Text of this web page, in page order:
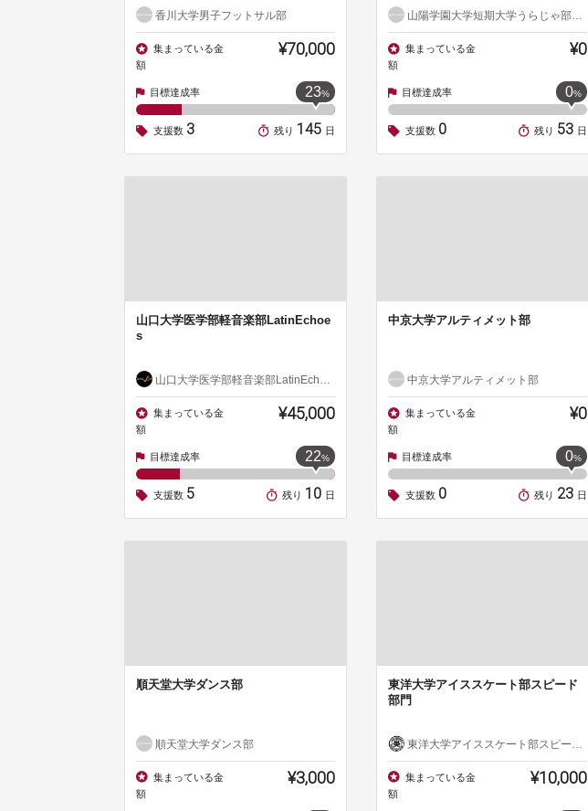
香川大学男子フットサル部
集まっている金
額
¥70,000
目標達成率 23%
支援数 3 残り 145 日
山陽学園大学短期大学うらじゃ部陽輝
集まっている金
額
¥0
目標達成率 0%
支援数 0 残り 53 日
山口大学医学部軽音楽部LatinEchoe
s
山口大学医学部軽音楽部LatinEchoes
集まっている金
額
¥45,000
目標達成率 22%
支援数 5 残り 10 日
中京大学アルティメット部
中京大学アルティメット部
集まっている金
額
¥0
目標達成率 0%
支援数 0 残り 23 日
順天堂大学ダンス部
順天堂大学ダンス部
集まっている金
額
¥3,000
東洋大学アイススケート部スピード
部門
東洋大学アイススケート部スピード部門
集まっている金
額
¥10,000